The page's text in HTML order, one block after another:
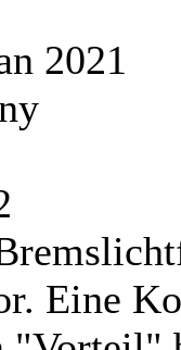
2021
Eine